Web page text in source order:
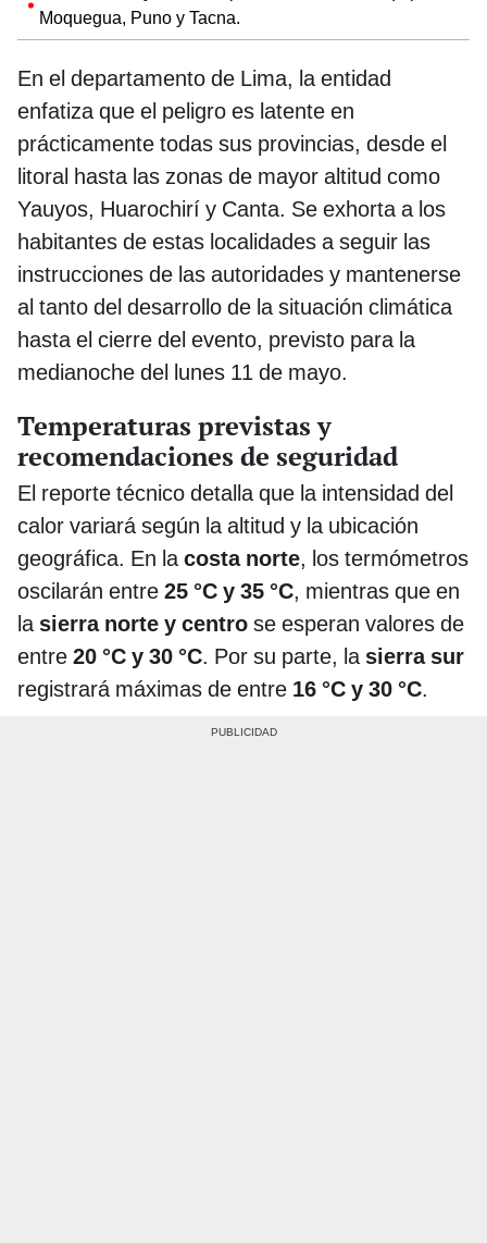
Moquegua, Puno y Tacna.
En el departamento de Lima, la entidad
enfatiza que el peligro es latente en
prácticamente todas sus provincias, desde el
litoral hasta las zonas de mayor altitud como
Yauyos, Huarochirí y Canta. Se exhorta a los
habitantes de estas localidades a seguir las
instrucciones de las autoridades y mantenerse
al tanto del desarrollo de la situación climática
hasta el cierre del evento, previsto para la
medianoche del lunes 11 de mayo.
Temperaturas previstas y
recomendaciones de seguridad
El reporte técnico detalla que la intensidad del
calor variará según la altitud y la ubicación
geográfica. En lacosta norte, los termómetros
oscilarán entre 25 °C y 35 °C, mientras que en
la sierra norte y centro se esperan valores de
entre 20 °C y 30 °C. Por su parte, la sierra sur
registrará máximas de entre 16 °C y 30 °C.